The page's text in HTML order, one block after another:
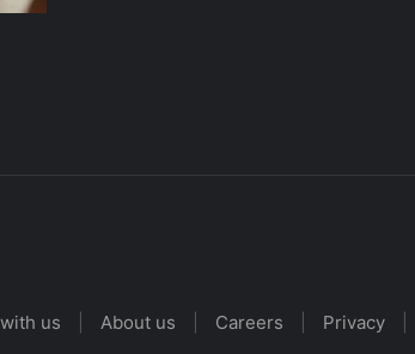
us About us Careers Privacy